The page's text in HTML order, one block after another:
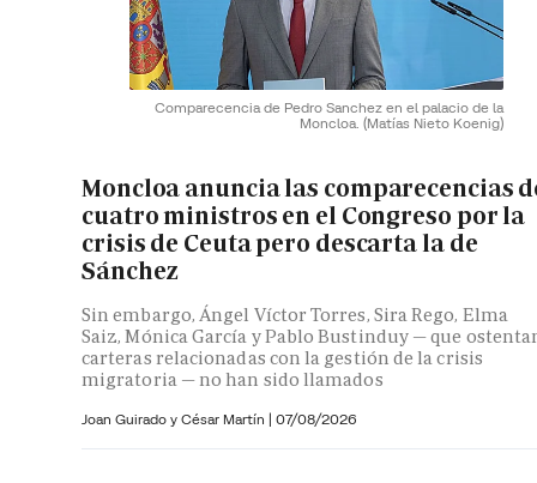
Comparecencia de Pedro Sanchez en el palacio de la
Moncloa. (Matías Nieto Koenig)
Moncloa anuncia las comparecencias
cuatro ministros en el Congreso por la
crisis de Ceuta pero descarta la de
Sánchez
Sin embargo, Ángel Víctor Torres, Sira Rego, Elma
Saiz, Mónica García y Pablo Bustinduy — que
carteras relacionadas con la gestión de la crisis
migratoria — no han sido llamados
Joan Guirado y César Martín | 07/08/2026